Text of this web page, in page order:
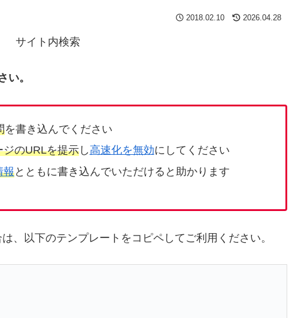
2018.02.10 2026.04.28
サイト内検索
い。
を書き込んでください
のURLを提示し 高速化を無効にしてください
報とともに書き込んでいただけると助かります
、以下のテンプレートをコピペしてご利用ください。